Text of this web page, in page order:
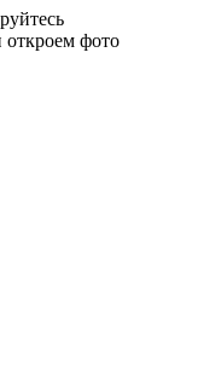
откроем фото